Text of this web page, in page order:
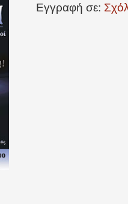
Εγγραφή σε: